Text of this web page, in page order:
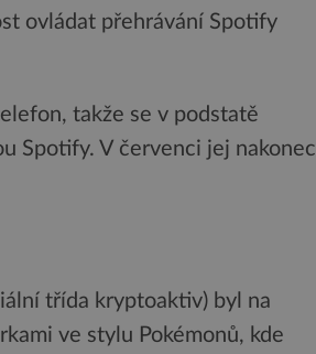
ovládat přehrávání Spotify
takže se v podstatě
Spotify. V červenci jej nakonec
třída kryptoaktiv) byl na
ve stylu Pokémonů, kde